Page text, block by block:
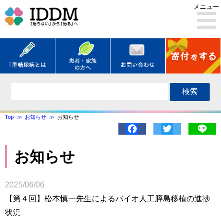
メニュー
検索
Top お知らせ お知らせ
Facebook
お知らせ
2025/06/06
【第４回】松本慎一先生によるバイオ人工膵島移植の進捗
状況